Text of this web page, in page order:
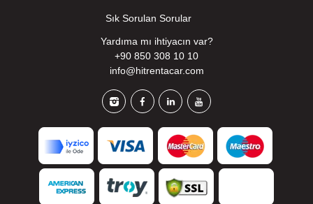
Sık Sorulan Sorular
Yardıma mı ihtiyacın var?
+90 850 308 10 10
info@hitrentacar.com